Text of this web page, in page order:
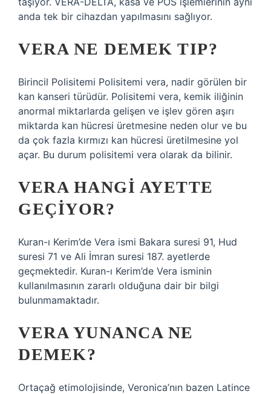
anda tek bir cihazdan yapılmasını sağlıyor.
VERA NE DEMEK TIP?
Birincil Polisitemi Polisitemi vera, nadir görülen bir
kan kanseri türüdür. Polisitemi vera, kemik iliğinin
anormal miktarlarda gelişen ve işlev gören aşırı
miktarda kan hücresi üretmesine neden olur ve bu
da çok fazla kırmızı kan hücresi üretilmesine yol
açar. Bu durum polisitemi vera olarak da bilinir.
VERA HANGI AYETTE
GEÇIYOR?
Kuran-ı Kerim’de Vera ismi Bakara suresi 91, Hud
suresi 71 ve Ali İmran suresi 187. ayetlerde
geçmektedir. Kuran-ı Kerim’de Vera isminin
kullanılmasının zararlı olduğuna dair bir bilgi
bulunmamaktadır.
VERA YUNANCA NE
DEMEK?
Ortaçağ etimolojisinde, Veronica’nın bazen Latince